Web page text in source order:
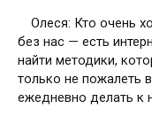
Олеся: Кто очень
без нас — есть
найти методики,
только не пожалеть
ежедневно делать к